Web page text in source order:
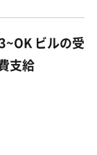
ビルの受
支給